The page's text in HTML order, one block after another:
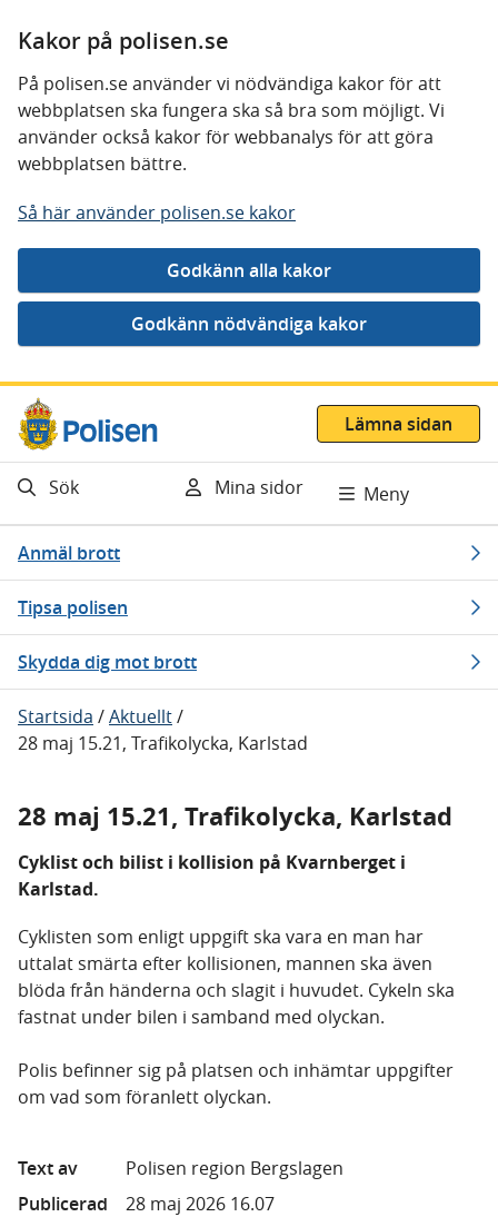
Kakor på polisen.se
På polisen.se använder vi nödvändiga kakor för att
webbplatsen ska fungera ska så bra som möjligt. Vi
använder också kakor för webbanalys för att göra
webbplatsen bättre.
Så här använder polisen.se kakor
Gå direkt till innehåll
Lämna sidan
Sök Mina sidor Meny
Anmäl brott
Tipsa polisen
Skydda dig mot brott
Startsida /Aktuellt/
28 maj 15.21, Trafikolycka, Karlstad
28 maj 15.21, Trafikolycka, Karlstad
Cyklist och bilist i kollision på Kvarnberget i
Karlstad.
Cyklisten som enligt uppgift ska vara en man har
uttalat smärta efter kollisionen, mannen ska även
blöda från händerna och slagit i huvudet. Cykeln ska
fastnat under bilen i samband med olyckan.
Polis befinner sig på platsen och inhämtar uppgifter
om vad som föranlett olyckan.
Text av
Polisen region Bergslagen
Publicerad
28 maj 2026 16.07